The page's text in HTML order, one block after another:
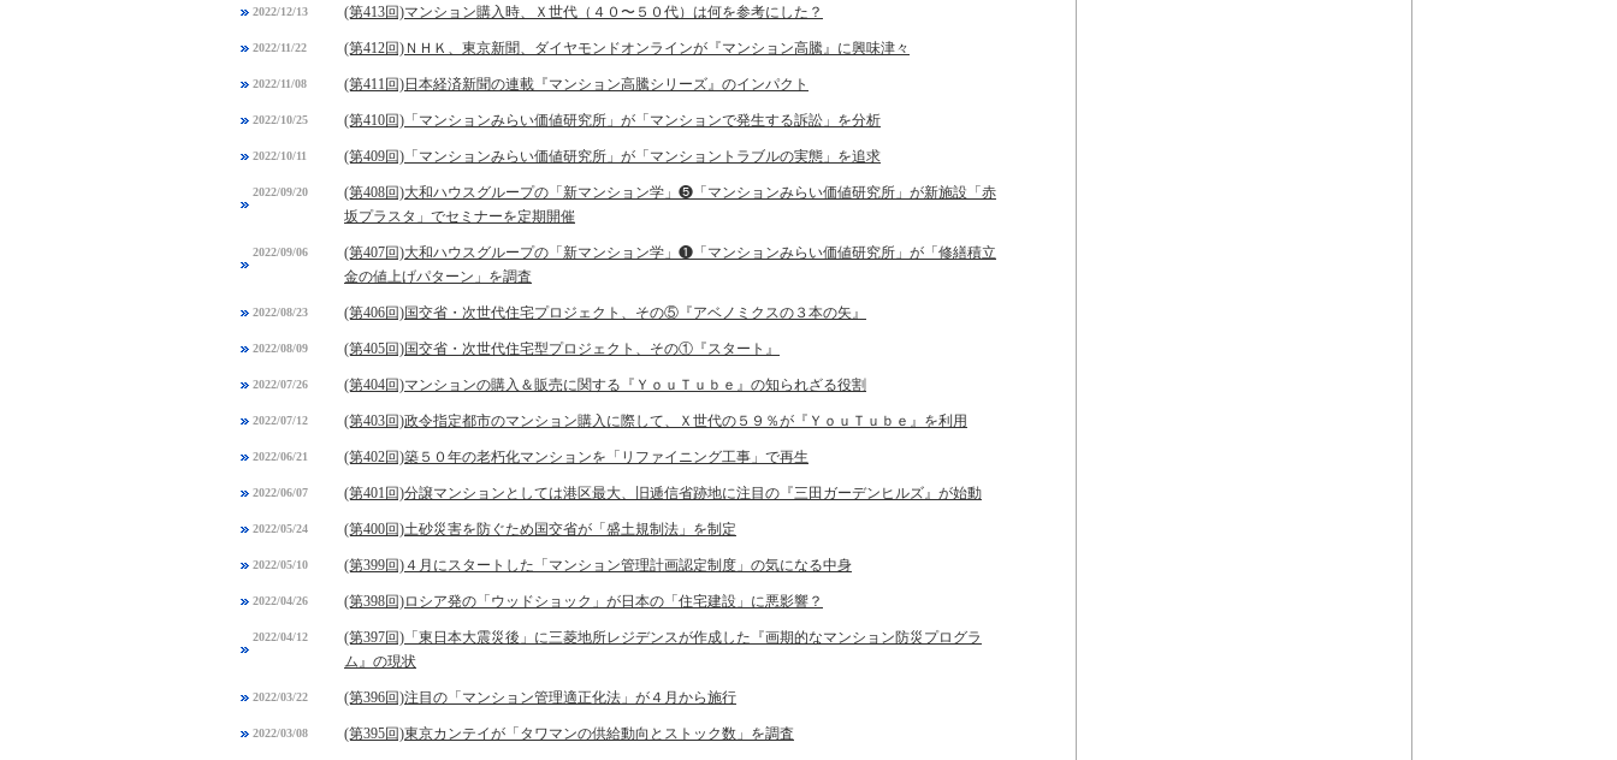
2022/12/13 (第413回)マンション購入時、Ｘ世代（４０〜５０代）は何を参考にした？
2022/11/22 (第412回)ＮＨＫ、東京新聞、ダイヤモンドオンラインが『マンション高騰』に興味津々
2022/11/08 (第411回)日本経済新聞の連載『マンション高騰シリーズ』のインパクト
2022/10/25 (第410回)「マンションみらい価値研究所」が「マンションで発生する訴訟」を分析
2022/10/11 (第409回)「マンションみらい価値研究所」が「マンショントラブルの実態」を追求
2022/09/20
(第408回)大和ハウスグループの「新マンション学」❺「マンションみらい価値研究所」が新施設「赤
坂プラスタ」でセミナーを定期開催
2022/09/06
(第407回)大和ハウスグループの「新マンション学」❶「マンションみらい価値研究所」が「修繕積立
金の値上げパターン」を調査
2022/08/23 (第406回)国交省・次世代住宅プロジェクト、その⑤『アベノミクスの３本の矢』
2022/08/09 (第405回)国交省・次世代住宅型プロジェクト、その①『スタート』
2022/07/26 (第404回)マンションの購入＆販売に関する『ＹｏｕＴｕｂｅ』の知られざる役割
2022/07/12 (第403回)政令指定都市のマンション購入に際して、Ｘ世代の５９％が『ＹｏｕＴｕｂｅ』を利用
2022/06/21 (第402回)築５０年の老朽化マンションを「リファイニング工事」で再生
2022/06/07 (第401回)分譲マンションとしては港区最大、旧逓信省跡地に注目の『三田ガーデンヒルズ』が始動
2022/05/24 (第400回)土砂災害を防ぐため国交省が「盛土規制法」を制定
2022/05/10 (第399回)４月にスタートした「マンション管理計画認定制度」の気になる中身
2022/04/26 (第398回)ロシア発の「ウッドショック」が日本の「住宅建設」に悪影響？
2022/04/12
(第397回)「東日本大震災後」に三菱地所レジデンスが作成した『画期的なマンション防災プログラ
ム』の現状
2022/03/22 (第396回)注目の「マンション管理適正化法」が４月から施行
2022/03/08 (第395回)東京カンテイが「タワマンの供給動向とストック数」を調査